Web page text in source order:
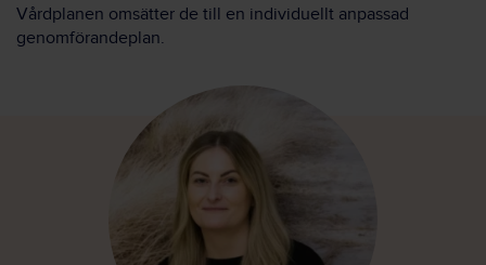
Vårdplanen omsätter de till en individuellt anpassad
genomförandeplan.